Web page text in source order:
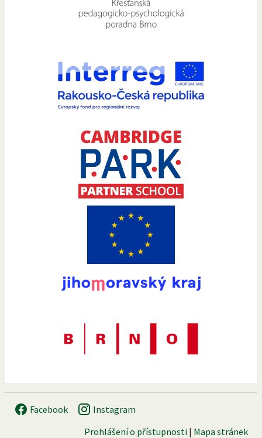
Facebook
Instagram
Prohlášení o přístupnosti | Mapa stránek